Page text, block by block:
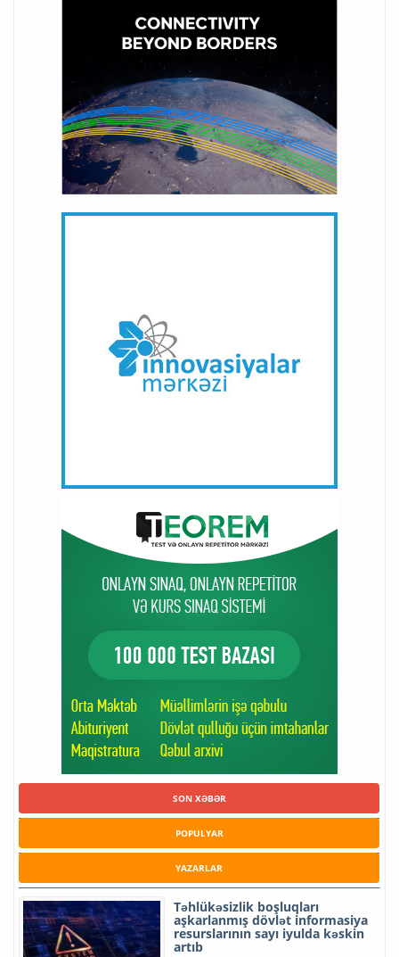
SON XƏBƏR
POPULYAR
YAZARLAR
Təhlükəsizlik boşluqları
aşkarlanmış dövlət informasiya
resurslarının sayı iyulda kəskin
artıb